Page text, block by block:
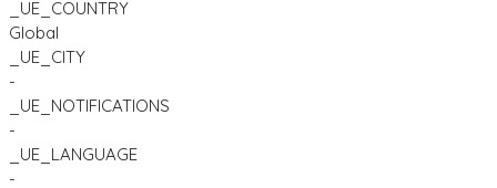
_UE_COUNTRY
Global
_UE_CITY
-
_UE_NOTIFICATIONS
-
_UE_LANGUAGE
-